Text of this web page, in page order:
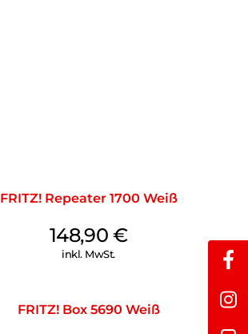
FRITZ! Repeater 1700 Weiß
148,90 €
inkl. MwSt.
FRITZ! Box 5690 Weiß